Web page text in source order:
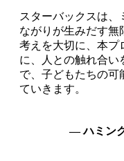
スターバックスは、
ながりが生みだす無
考えを大切に、本プ
に、人との触れ合い
で、子どもたちの可
ていきます。
― ハミン